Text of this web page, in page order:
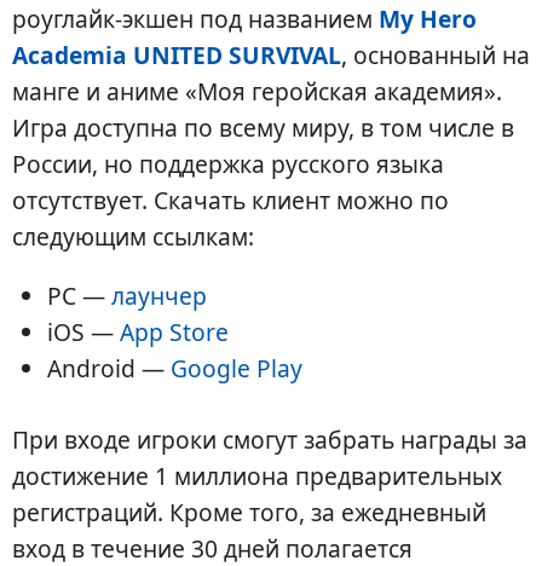
роуглайк-экшен под названием My Hero
Academia UNITED SURVIVAL, основанный на
манге и аниме «Моя геройская академия».
Игра доступна по всему миру, в том числе в
России, но поддержка русского языка
отсутствует. Скачать клиент можно по
следующим ссылкам:
PC —лаунчер
iOS —App Store
Android — Google Play
При входе игроки смогут забрать награды за
достижение 1 миллиона предварительных
регистраций. Кроме того, за ежедневный
вход в течение 30 дней полагается